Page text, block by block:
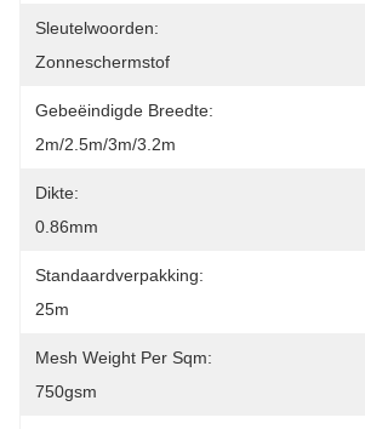
Sleutelwoorden:
Zonneschermstof
Gebeëindigde Breedte:
2m/2.5m/3m/3.2m
Dikte:
0.86mm
Standaardverpakking:
25m
Mesh Weight Per Sqm:
750gsm